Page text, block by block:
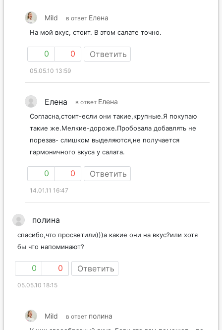
Mild в ответ Елена
На мой вкус, стоит. В этом салате точно.
0 0 Ответить
05.05.10 13:59
Елена в ответ Елена
Согласна,стоит-если они такие,крупные.Я покупаю
такие же.Мелкие-дороже.Пробовала добавлять не
порезав- слишком выделяются,не получается
гармоничного вкуса у салата.
0 0 Ответить
14.01.11 16:47
полина
спасибо,что просветили)))а какие они на вкус?или хотя
бы что напоминают?
0 0 Ответить
05.05.10 18:15
Mild в ответ полина